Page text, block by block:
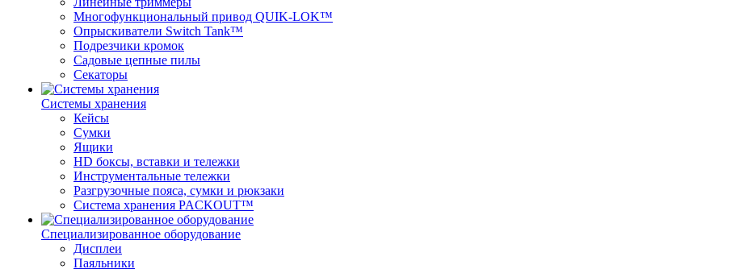
Многофункциональный привод QUIK-LOK™
Опрыскиватели Switch Tank™
Подрезчики кромок
Садовые цепные пилы
Секаторы
Системы хранения
Кейсы
Сумки
Ящики
HD боксы, вставки и тележки
Инструментальные тележки
Разгрузочные пояса, сумки и рюкзаки
Система хранения PACKOUT™
Специализированное оборудование
Дисплеи
Паяльники